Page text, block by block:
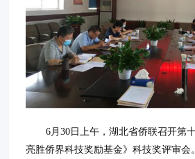
6月30日上午，湖北省侨联召开第
亮胜侨界科技奖励基金》科技奖评审会